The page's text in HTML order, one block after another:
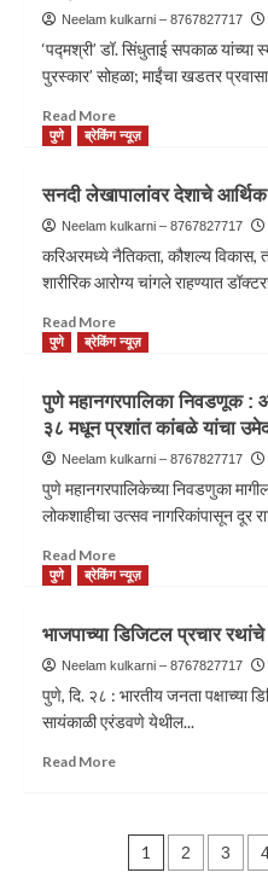
Neelam kulkarni – 8767827717
‘पद्मश्री’ डॉ. सिंधुताई सपकाळ यांच्या
पुरस्कार’ सोहळा; माईंचा खडतर
Read More
पुणे ब्रेकिंग न्यूज़
सनदी लेखापालांवर देशाचे आर्थिक
Neelam kulkarni – 8767827717
करिअरमध्ये नैतिकता, कौशल्य विकास,
शारीरिक आरोग्य चांगले राहण्यात
Read More
पुणे ब्रेकिंग न्यूज़
पुणे महानगरपालिका निवडणूक :
३८ मधून प्रशांत कांबळे यांचा
Neelam kulkarni – 8767827717
पुणे महानगरपालिकेच्या निवडणुका
लोकशाहीचा उत्सव नागरिकांपासून दूर
Read More
पुणे ब्रेकिंग न्यूज़
भाजपाच्या डिजिटल प्रचार
Neelam kulkarni – 8767827717
पुणे, दि. २८ : भारतीय जनता पक्षाच्या
सायंकाळी एरंडवणे येथील...
Read More
1 2 3